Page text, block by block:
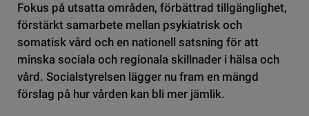
Fokus på utsatta områden, förbättrad tillgänglighet,
förstärkt samarbete mellan psykiatrisk och
somatisk vård och en nationell satsning för att
minska sociala och regionala skillnader i hälsa och
vård. Socialstyrelsen lägger nu fram en mängd
förslag på hur vården kan bli mer jämlik.